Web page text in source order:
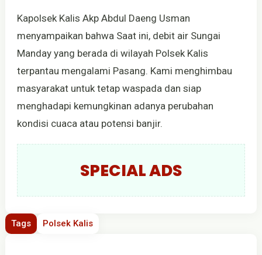
Kapolsek Kalis Akp Abdul Daeng Usman
menyampaikan bahwa Saat ini, debit air Sungai
Manday yang berada di wilayah Polsek Kalis
terpantau mengalami Pasang. Kami menghimbau
masyarakat untuk tetap waspada dan siap
menghadapi kemungkinan adanya perubahan
kondisi cuaca atau potensi banjir.
SPECIAL ADS
Tags Polsek Kalis